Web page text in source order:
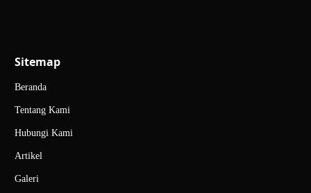
Sitemap
Beranda
Tentang Kami
Hubungi Kami
Artikel
Galeri